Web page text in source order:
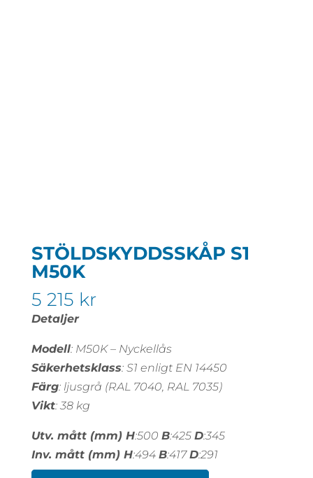
STÖLDSKYDDSSKÅP S1
M50K
5 215 kr
Detaljer
Modell: M50K – Nyckellås
Säkerhetsklass: S1 enligt EN 14450
Färg: ljusgrå (RAL 7040, RAL 7035)
Vikt: 38 kg
Utv. mått (mm) H:500 B:425 D:345
Inv. mått (mm) H:494 B:417D:291